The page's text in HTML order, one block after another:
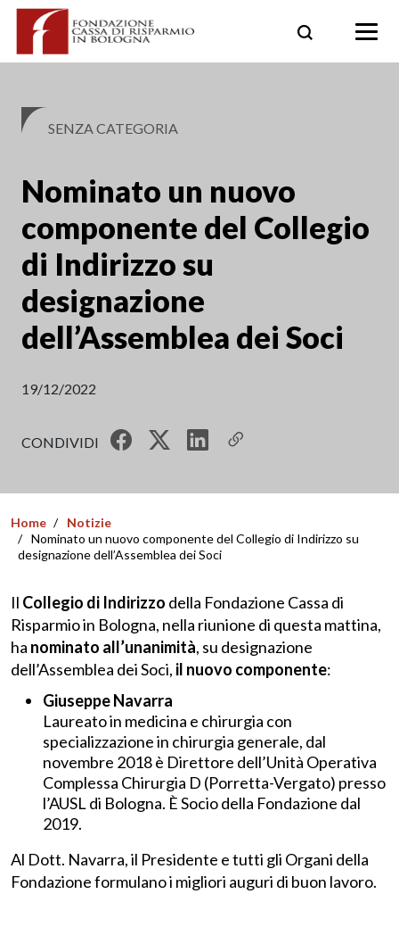
Skip
SENZA CATEGORIA
Nominato un nuovo
componente del Collegio
di Indirizzo su
designazione
dell’Assemblea dei Soci
19/12/2022
CONDIVIDI
Home
Notizie
Nominato un nuovo componente del Collegio di Indirizzo su
designazione dell’Assemblea dei Soci
Il Collegio di Indirizzo della Fondazione Cassa di
Risparmio in Bologna, nella riunione di questa mattina,
ha nominato all’unanimità, su designazione
dell’Assemblea dei Soci, il nuovo componente:
Giuseppe Navarra
Laureato in medicina e chirurgia con
specializzazione in chirurgia generale, dal
novembre 2018 è Direttore dell’Unità Operativa
Complessa Chirurgia D (Porretta-Vergato) presso
l’AUSL di Bologna. È Socio della Fondazione dal
2019.
Al Dott. Navarra, il Presidente e tutti gli Organi della
Fondazione formulano i migliori auguri di buon lavoro.